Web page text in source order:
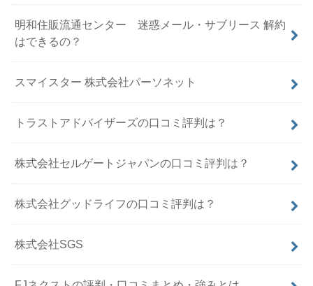
明和住販流通センター 迷惑メール・サブリース 解約
はできるの？
スマイスター 株式会社パーソネット
トラストアドバイザーズの口コミ評判は？
株式会社セルゲートジャパンの口コミ評判は？
株式会社グッドライフの口コミ評判は？
株式会社SGS